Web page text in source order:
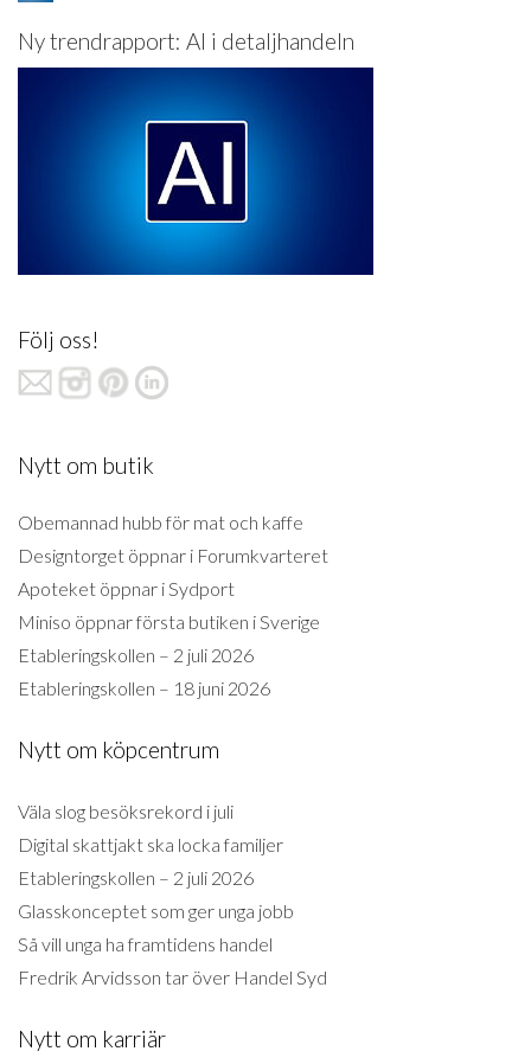
Ny trendrapport: AI i detaljhandeln
Följ oss!
Nytt om butik
Obemannad hubb för mat och kaffe
Designtorget öppnar i Forumkvarteret
Apoteket öppnar i Sydport
Miniso öppnar första butiken i Sverige
Etableringskollen – 2 juli 2026
Etableringskollen – 18 juni 2026
Nytt om köpcentrum
Väla slog besöksrekord i juli
Digital skattjakt ska locka familjer
Etableringskollen – 2 juli 2026
Glasskonceptet som ger unga jobb
Så vill unga ha framtidens handel
Fredrik Arvidsson tar över Handel Syd
Nytt om karriär